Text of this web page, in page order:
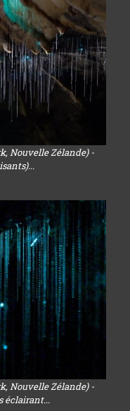
Nouvelle Zélande) -
Nouvelle Zélande) -
éclairant...